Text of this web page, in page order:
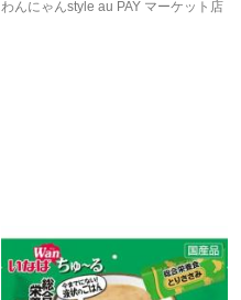
わんにゃんstyle au PAY マーケット店